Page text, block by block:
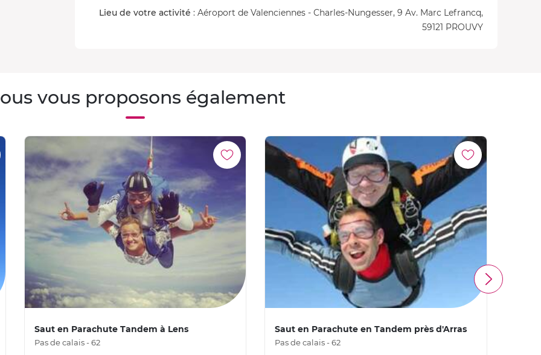
Lieu de votre activité : Aéroport de Valenciennes - Charles-Nungesser, 9 Av. Marc Lefrancq,
59121 PROUVY
vous proposons également
Saut en Parachute Tandem à Lens
Pas de calais - 62
Saut en Parachute en Tandem près d'Arras
Pas de calais - 62